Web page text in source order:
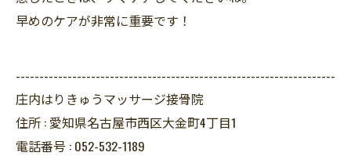
早めのケアが非常に重要です！
--------------------------------------------------------------------
庄内はりきゅうマッサージ接骨院
住所 : 愛知県名古屋市西区大金町4丁目1
電話番号 : 052-532-1189